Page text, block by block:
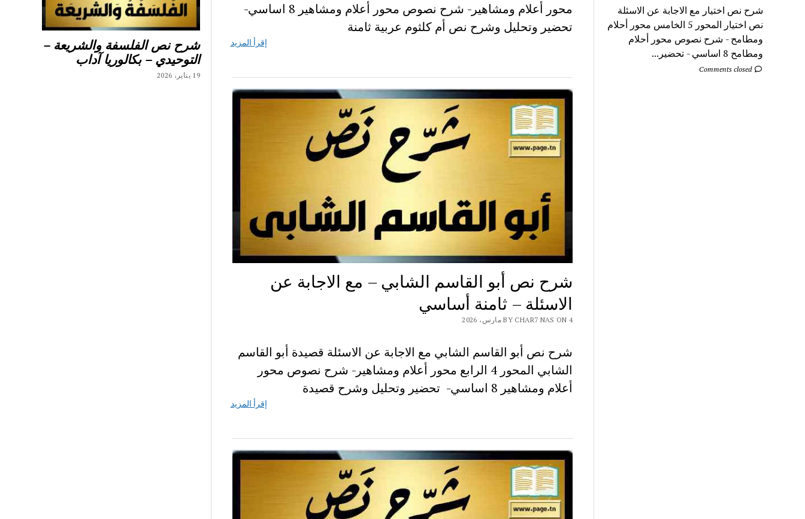
شرح نص اختيار مع الاجابة عن الاسئلة
نص اختيار المحور 5 الخامس محور أحلام
ومطامح - شرح نصوص محور أحلام
ومطامح 8 اساسي - تحضير...
Comments closed
محور أعلام ومشاهير- شرح نصوص محور أعلام ومشاهير 8 اساسي-
تحضير وتحليل وشرح نص أم كلثوم عربية ثامنة
إقرأ المزيد
شرح نص أبو القاسم الشابي – مع الاجابة عن
الاسئلة – ثامنة أساسي
BY CHAR7 NAS ON 4 مارس، 2026
شرح نص أبو القاسم الشابي مع الاجابة عن الاسئلة قصيدة أبو القاسم
الشابي المحور 4 الرابع محور أعلام ومشاهير- شرح نصوص محور
أعلام ومشاهير 8 اساسي- تحضير وتحليل وشرح قصيدة
إقرأ المزيد
شرح نص الفلسفة والشريعة –
التوحيدي – بكالوريا آداب
19 يناير، 2026